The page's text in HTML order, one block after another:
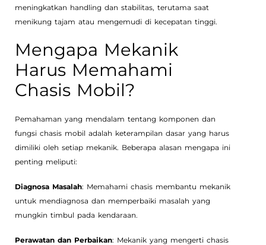
meningkatkan handling dan stabilitas, terutama saat
menikung tajam atau mengemudi di kecepatan tinggi.
Mengapa Mekanik
Harus Memahami
Chasis Mobil?
Pemahaman yang mendalam tentang komponen dan
fungsi chasis mobil adalah keterampilan dasar yang harus
dimiliki oleh setiap mekanik. Beberapa alasan mengapa ini
penting meliputi:
Diagnosa Masalah: Memahami chasis membantu mekanik
untuk mendiagnosa dan memperbaiki masalah yang
mungkin timbul pada kendaraan.
Perawatan dan Perbaikan: Mekanik yang mengerti chasis